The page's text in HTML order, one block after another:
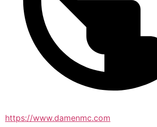
https://www.damenmc.com